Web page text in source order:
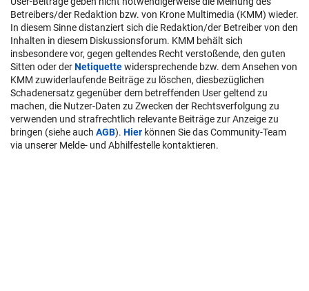
Betreibers/der Redaktion bzw. von Krone Multimedia (KMM) wieder.
In diesem Sinne distanziert sich die Redaktion/der Betreiber von den
Inhalten in diesem Diskussionsforum. KMM behält sich
insbesondere vor, gegen geltendes Recht verstoßende, den guten
Sitten oder derNetiquettewidersprechende bzw. dem Ansehen von
KMM zuwiderlaufende Beiträge zu löschen, diesbezüglichen
Schadenersatz gegenüber dem betreffenden User geltend zu
machen, die Nutzer-Daten zu Zwecken der Rechtsverfolgung zu
verwenden und strafrechtlich relevante Beiträge zur Anzeige zu
bringen (siehe auch AGB). Hier können Sie das Community-Team
via unserer Melde- und Abhilfestelle kontaktieren.